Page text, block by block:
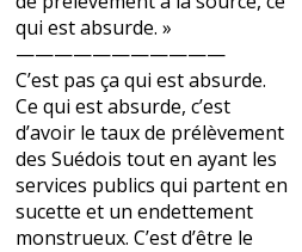
qui est absurde. »
———————————
C’est pas ça qui est absurde.
Ce qui est absurde, c’est
d’avoir le taux de prélèvement
des Suédois tout en ayant les
services publics qui partent en
sucette et un endettement
monstrueux. C’est d’être le